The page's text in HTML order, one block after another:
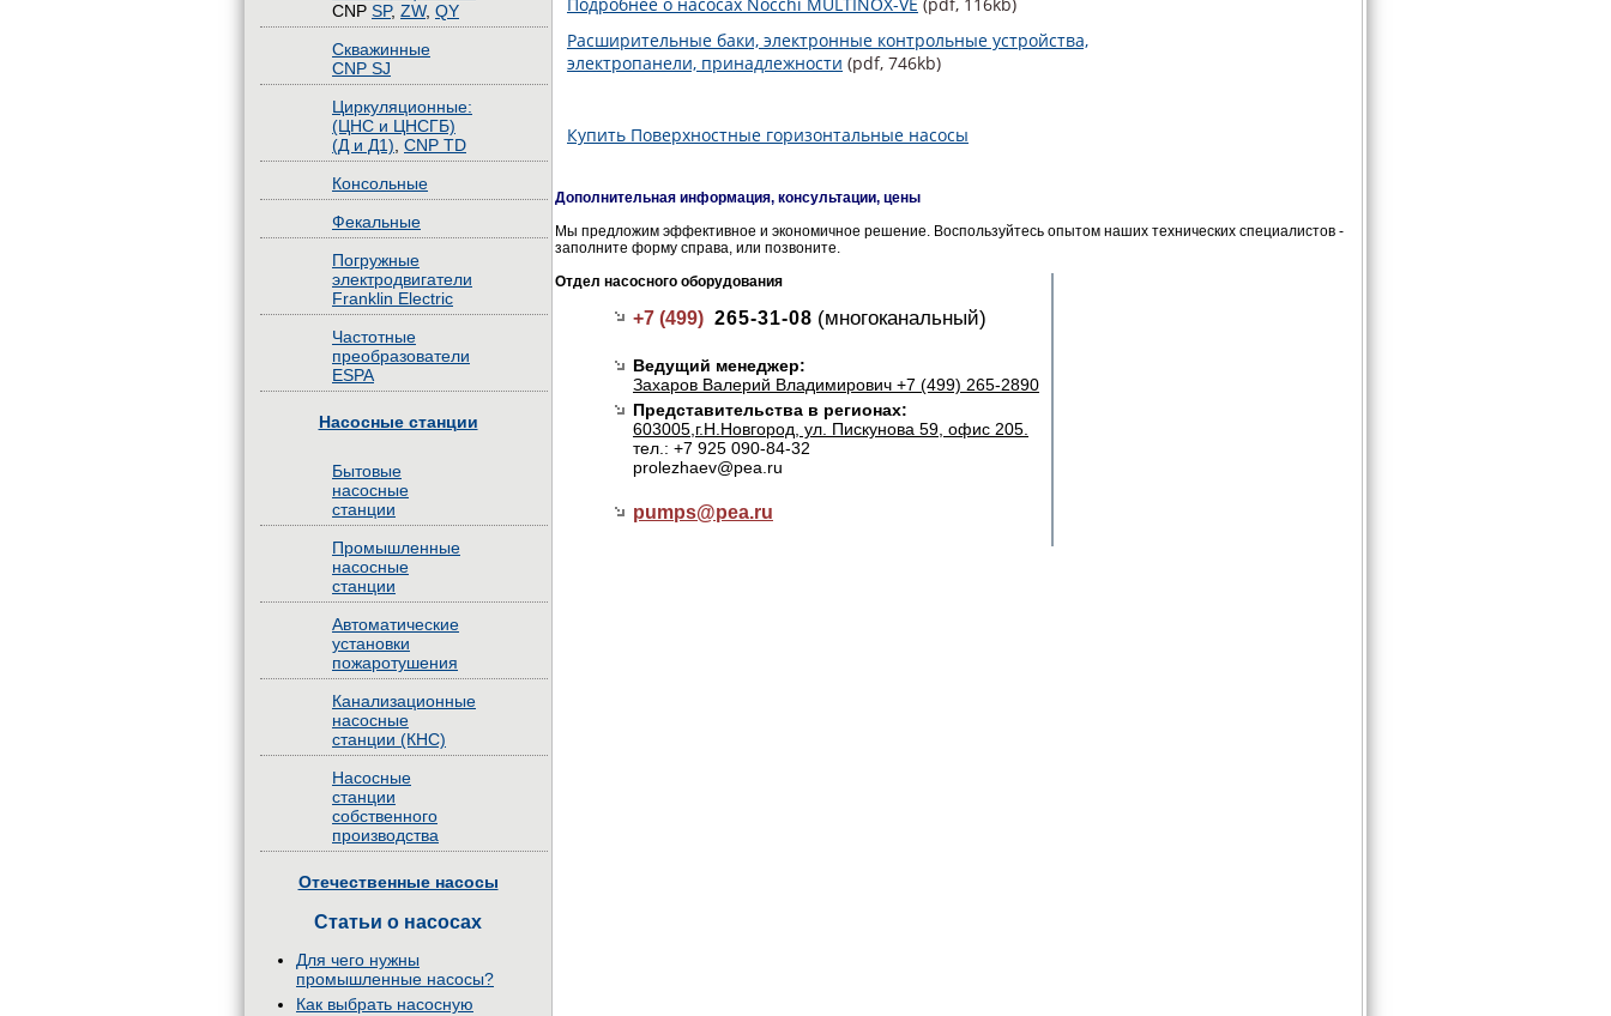
CNP SP, ZW, QY
Скважинные
CNP SJ
Циркуляционные:
(ЦНС и ЦНСГБ)
(Д и Д1) CNP TD
Консольные
Фекальные
Погружные
электродвигатели
Franklin Electric
Частотные
преобразователи
ESPA
Насосные станции
Бытовые
насосные
станции
Промышленные
насосные
станции
Автоматические
установки
пожаротушения
Канализационные
насосные
станции (КНС)
Насосные
станции
собственного
производства
Отечественные насосы
Статьи о насосах
Для чего нужны
промышленные насосы?
Как выбрать насосную
Расширительные баки, электронные контрольные устройства,
электропанели, принадлежности (pdf, 746kb)
Купить Поверхностные горизонтальные насосы
Дополнительная информация, консультации, цены
Мы предложим эффективное и экономичное решение. Воспользуйтесь опытом наших технических специалистов -
заполните форму справа, или позвоните.
Отдел насосного оборудования
+7 (499) 265-31-08 (многоканальный)
Ведущий менеджер:
Захаров Валерий Владимирович +7 (499) 265-2890
Представительства в регионах:
603005,г.Н.Новгород, ул. Пискунова 59, офис 205.
тел.: +7 925 090-84-32
prolezhaev@pea.ru
pumps@pea.ru